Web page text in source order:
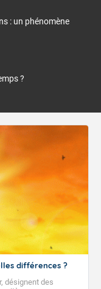
: un phénomène
?
différences ?
désignent des